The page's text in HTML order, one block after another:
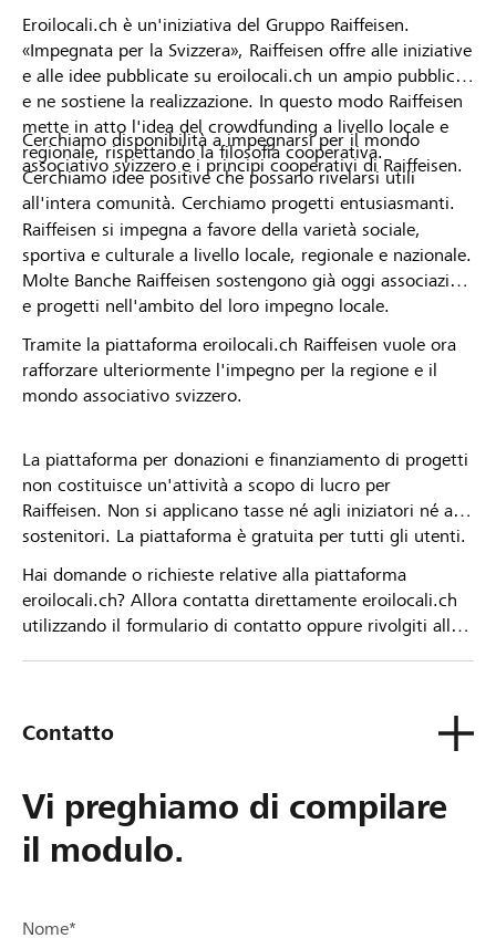
Eroilocali.ch è un'iniziativa del Gruppo Raiffeisen.
«Impegnata per la Svizzera», Raiffeisen offre alle iniziative
e alle idee pubblicate su eroilocali.ch un ampio pubblico
e ne sostiene la realizzazione. In questo modo Raiffeisen
mette in atto l'idea del crowdfunding a livello locale e
regionale, rispettando la filosofia cooperativa.
Cerchiamo idee positive che possano rivelarsi utili
all'intera comunità. Cerchiamo progetti entusiasmanti.
Cerchiamo disponibilità a impegnarsi per il mondo
associativo svizzero e i principi cooperativi di Raiffeisen.
Raiffeisen si impegna a favore della varietà sociale,
sportiva e culturale a livello locale, regionale e nazionale.
Molte Banche Raiffeisen sostengono già oggi associazioni
e progetti nell'ambito del loro impegno locale.
Tramite la piattaforma eroilocali.ch Raiffeisen vuole ora
rafforzare ulteriormente l'impegno per la regione e il
mondo associativo svizzero.
La piattaforma per donazioni e finanziamento di progetti
non costituisce un'attività a scopo di lucro per
Raiffeisen. Non si applicano tasse né agli iniziatori né ai
sostenitori. La piattaforma è gratuita per tutti gli utenti.
Hai domande o richieste relative alla piattaforma
eroilocali.ch? Allora contatta direttamente eroilocali.ch
utilizzando il formulario di contatto oppure rivolgiti alla
Contatto
Vi preghiamo di compilare
il modulo.
Nome*